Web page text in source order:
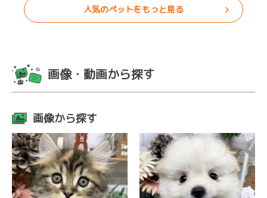
人気のペットをもっと見る
画像・動画から探す
画像から探す